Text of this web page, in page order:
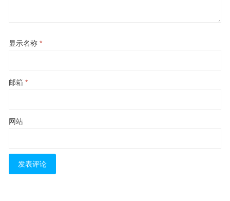
显示名称 *
邮箱 *
网站